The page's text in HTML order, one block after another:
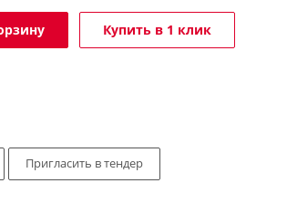
Купить в 1 клик
Пригласить в тендер